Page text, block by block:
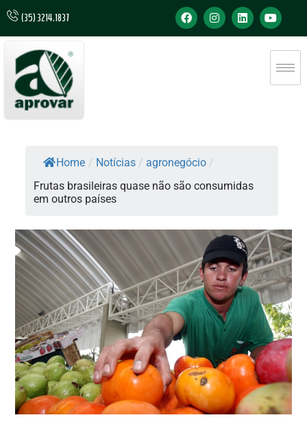
(35) 3214.1837
Home / Notícias / agronegócio /
Frutas brasileiras quase não são consumidas
em outros países